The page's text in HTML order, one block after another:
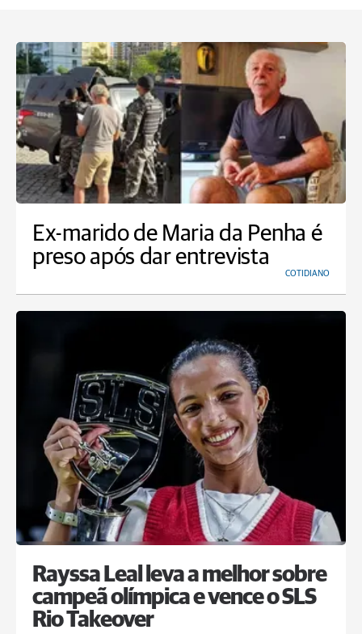
Ex-marido de Maria da Penha é
preso após dar entrevista
COTIDIANO
Rayssa Leal leva a melhor sobre
campeã olímpica e vence o SLS
Rio Takeover